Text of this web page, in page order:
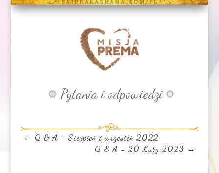
Pytania i odpowiedzi
← Q & A - Sierpień i wrzesień 2022
Q & A - 20 Luty 2023 →